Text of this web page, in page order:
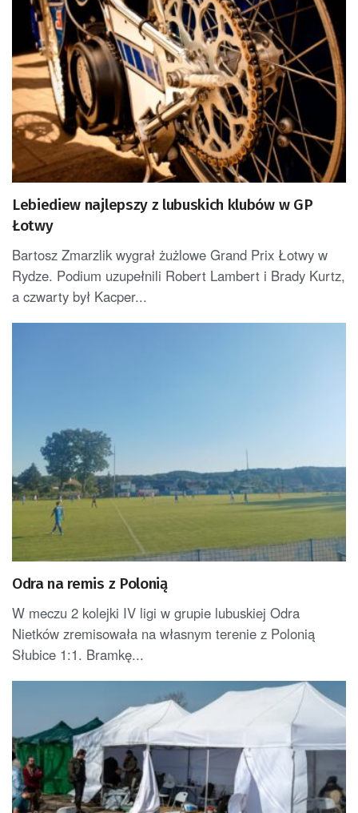
Lebiediew najlepszy z lubuskich klubów w GP
Łotwy
Bartosz Zmarzlik wygrał żużlowe Grand Prix Łotwy w
Rydze. Podium uzupełnili Robert Lambert i Brady Kurtz,
a czwarty był Kacper...
Odra na remis z Polonią
W meczu 2 kolejki IV ligi w grupie lubuskiej Odra
Nietków zremisowała na własnym terenie z Polonią
Słubice 1:1. Bramkę...